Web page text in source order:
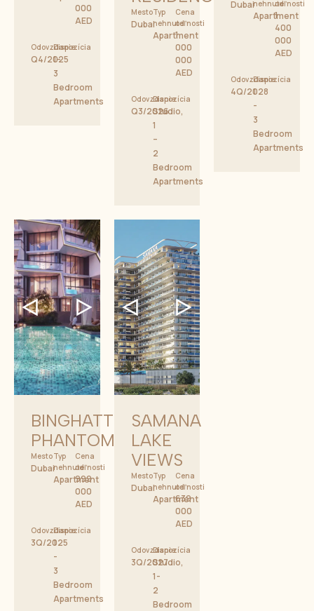
000
AED
Odovzdanie
Q4/2025
Dispozícia
1-
3
Bedroom
Apartments
Mesto
Dubai
Typ
nehnuteľnosti
Apartment
Cena
od
1
000
000
AED
Odovzdanie
Q3/2026
Dispozícia
Studio,
1
–
2
Bedroom
Apartments
Dubainehnuteľnosti
Apartment
od
1
400
000
AED
Odovzdanie
4Q/2028
Dispozícia
1
-
3
Bedroom
Apartments
BINGHATTI
PHANTOM
Mesto
Dubai
Typ
nehnuteľnosti
Apartment
Cena
od
999
000
AED
Odovzdanie
3Q/2025
Dispozícia
1
-
3
Bedroom
Apartments
SAMANA
LAKE
VIEWS
Mesto
Dubai
Typ
nehnuteľnosti
Apartment
Cena
od
639
000
AED
Odovzdanie
3Q/2027
Dispozícia
Studio,
1-
2
Bedroom